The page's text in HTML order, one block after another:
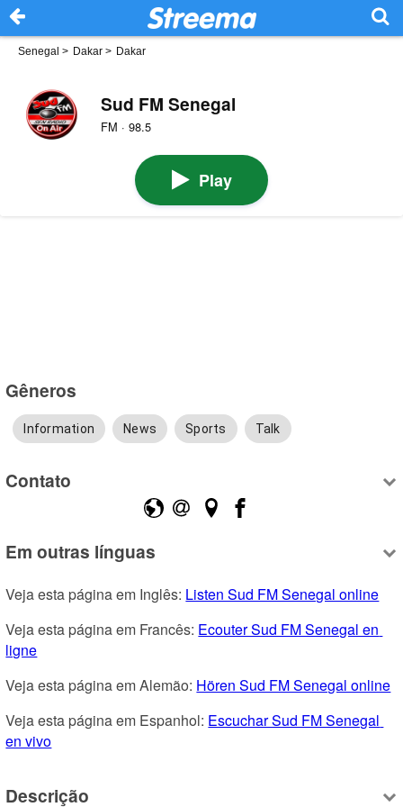
Senegal > Dakar > Dakar
Sud FM Senegal
FM · 98.5
Play
Gêneros
Information News Sports Talk
Contato
Em outras línguas
Veja esta página em Inglês: Listen Sud FM Senegal online
Veja esta página em Francês: Ecouter Sud FM Senegal en
ligne
Veja esta página em Alemão: Hören Sud FM Senegal online
Veja esta página em Espanhol: Escuchar Sud FM Senegal
en vivo
Descrição